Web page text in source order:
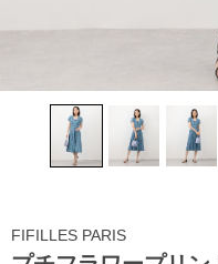
FIFILLES PARIS